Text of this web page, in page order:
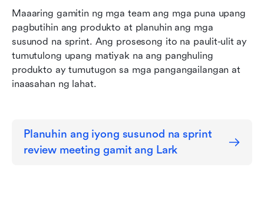
Maaaring gamitin ng mga team ang mga puna upang
pagbutihin ang produkto at planuhin ang mga
susunod na sprint. Ang prosesong ito na paulit-ulit ay
tumutulong upang matiyak na ang panghuling
produkto ay tumutugon sa mga pangangailangan at
inaasahan ng lahat.
Planuhin ang iyong susunod na sprint
review meeting gamit ang Lark